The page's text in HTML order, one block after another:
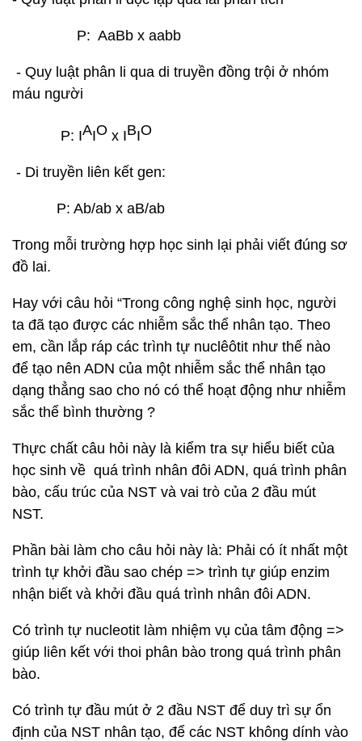
P: AaBb x aabb
- Quy luật phân li qua di truyền đồng trội ở nhóm
máu người
P: IAIO x IBIO
- Di truyền liên kết gen:
P: Ab/ab x aB/ab
Trong mỗi trường hợp học sinh lại phải viết đúng sơ
đồ lai.
Hay với câu hỏi “Trong công nghệ sinh học, người
ta đã tạo được các nhiễm sắc thể nhân tạo. Theo
em, cần lắp ráp các trình tự nuclêôtit như thế nào
để tạo nên ADN của một nhiễm sắc thể nhân tạo
dạng thẳng sao cho nó có thể hoạt động như nhiễm
sắc thể bình thường ?
Thực chất câu hỏi này là kiểm tra sự hiểu biết của
học sinh về quá trình nhân đôi ADN, quá trình phân
bào, cấu trúc của NST và vai trò của 2 đầu mút
NST.
Phần bài làm cho câu hỏi này là: Phải có ít nhất một
trình tự khởi đầu sao chép => trình tự giúp enzim
nhận biết và khởi đầu quá trình nhân đôi ADN.
Có trình tự nucleotit làm nhiệm vụ của tâm động =>
giúp liên kết với thoi phân bào trong quá trình phân
bào.
Có trình tự đầu mút ở 2 đầu NST để duy trì sự ổn
định của NST nhân tạo, để các NST không dính vào